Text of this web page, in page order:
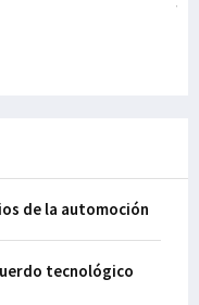
de la automoción
tecnológico